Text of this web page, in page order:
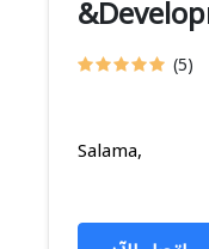
(5)
Salama,